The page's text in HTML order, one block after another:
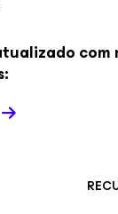
com